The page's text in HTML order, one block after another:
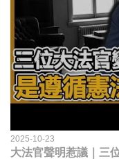
2025-10-23
大法官聲明惹議｜三